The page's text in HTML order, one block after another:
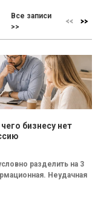
Все записи
>>
бизнесу нет
разделить на 3
Неудачная